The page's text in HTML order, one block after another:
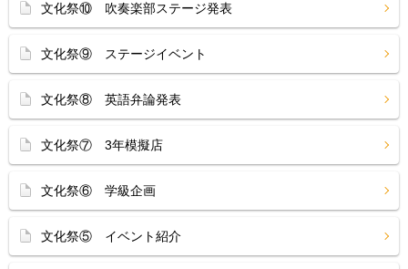
文化祭⑩ 吹奏楽部ステージ発表
文化祭⑨ ステージイベント
文化祭⑧ 英語弁論発表
文化祭⑦ 3年模擬店
文化祭⑥ 学級企画
文化祭⑤ イベント紹介